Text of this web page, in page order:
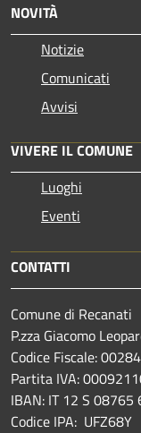
NOVITÀ
Notizie
Comunicati
Avvisi
VIVERE IL COMUNE
Luoghi
Eventi
CONTATTI
Comune di Recanati
P.zza Giacomo
Codice Fiscale:
Partita IVA:
IBAN: IT 12 S
Codice IPA: UFZ68Y